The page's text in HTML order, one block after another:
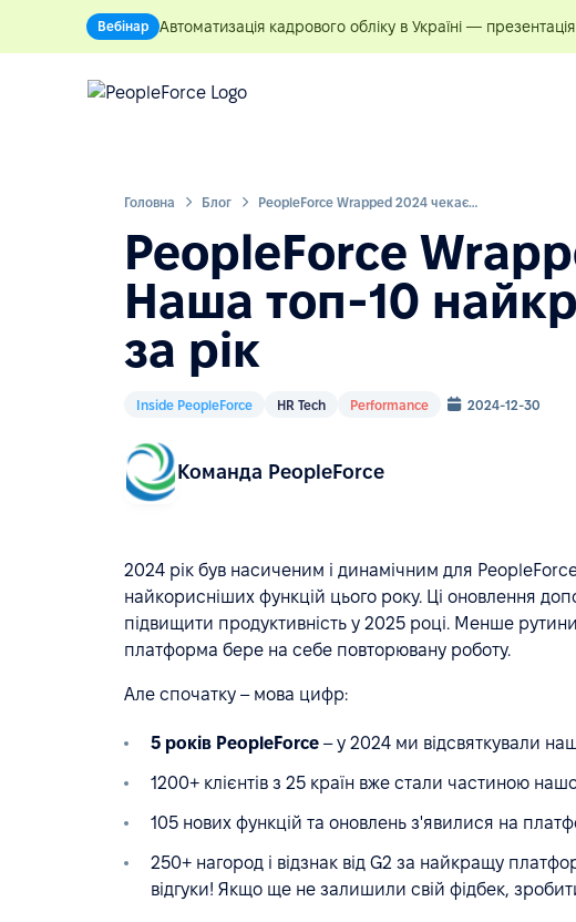
Вебінар Автоматизація кадрового обліку в Україні —
Головна Блог PeopleForce Wrapped 2024 чекає: Наша топ-10 найкращих функцій за рік
PeopleForce
Наша топ-10
за рік
Inside PeopleForce HR Tech Performance 2024-12-30
Команда PeopleForce
2024 рік був насиченим і динамічним для
найкорисніших функцій цього року. Ці оновлення
підвищити продуктивність у 2025 році. Менше
платформа бере на себе повторювану роботу.
Але спочатку – мова цифр:
5 років PeopleForce – у 2024 ми відсвяткували
1200+ клієнтів з 25 країн вже стали частиною
105 нових функцій та оновлень з'явилися на
250+ нагород і відзнак від G2 за найкращу
відгуки! Якщо ще не залишили свій фідбек,